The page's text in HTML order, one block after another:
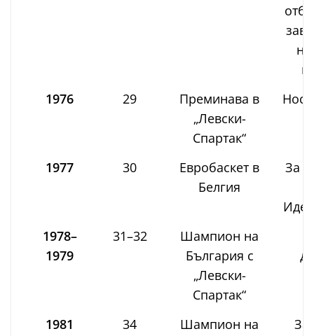
1976
29
Преминава в
„Левски-
Спартак“
1977
30
Евробаскет в
Белгия
За
1978–
1979
31–32
Шампион на
България с
„Левски-
Спартак“
1981 34
Шампион на
За